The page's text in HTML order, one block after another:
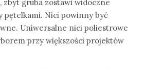
zbyt gruba zostawi widoczne
pętelkami. Nici powinny być
Uniwersalne nici poliestrowe
przy większości projektów